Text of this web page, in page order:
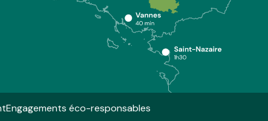
Engagements éco-responsables